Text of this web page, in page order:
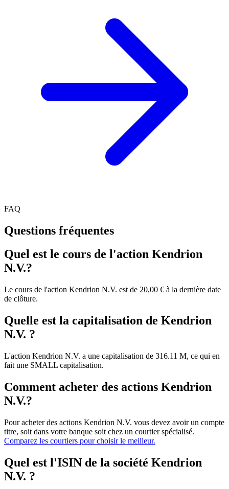
FAQ
Questions fréquentes
Quel est le cours de l'action Kendrion
N.V.?
Le cours de l'action Kendrion N.V. est de 20,00 € à la dernière date
de clôture.
Quelle est la capitalisation de Kendrion
N.V. ?
L'action Kendrion N.V. a une capitalisation de 316.11 M, ce qui en
fait une SMALL capitalisation.
Comment acheter des actions Kendrion
N.V.?
Pour acheter des actions Kendrion N.V. vous devez avoir un compte
titre, soit dans votre banque soit chez un courtier spécialisé.
Comparez les courtiers pour choisir le meilleur.
Quel est l'ISIN de la société Kendrion
N.V. ?